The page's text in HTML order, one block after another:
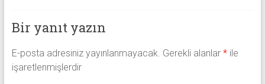
Bir yanıt yazın
E-posta adresiniz yayınlanmayacak. Gerekli alanlar *ile
işaretlenmişlerdir